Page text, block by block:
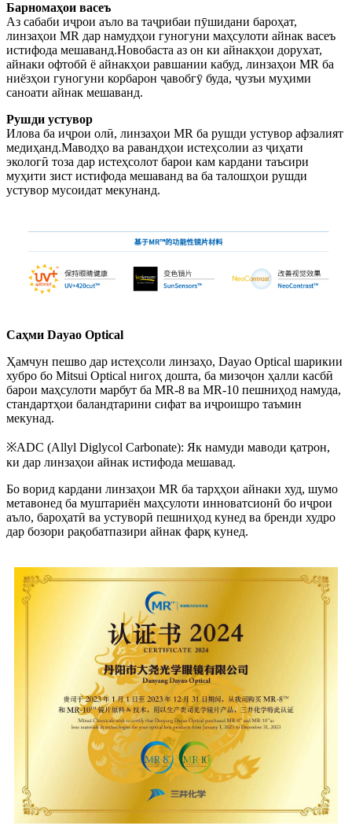
Барномаҳои васеъ
Аз сабаби иҷрои аъло ва таҷрибаи пӯшидани бароҳат,
линзаҳои MR дар намудҳои гуногуни маҳсулоти айнак васеъ
истифода мешаванд.Новобаста аз он ки айнакҳои дорухат,
айнаки офтобӣ ё айнакҳои равшании кабуд, линзаҳои MR ба
ниёзҳои гуногуни корбарон ҷавобгӯ буда, ҷузъи муҳими
саноати айнак мешаванд.
Рушди устувор
Илова ба иҷрои олӣ, линзаҳои MR ба рушди устувор афзалият
медиҳанд.Маводҳо ва равандҳои истеҳсолии аз ҷиҳати
экологӣ тоза дар истеҳсолот барои кам кардани таъсири
муҳити зист истифода мешаванд ва ба талошҳои рушди
устувор мусоидат мекунанд.
Саҳми Dayao Optical
Ҳамчун пешво дар истеҳсоли линзаҳо, Dayao Optical шарикии
хубро бо Mitsui Optical нигоҳ дошта, ба мизоҷон ҳалли касбӣ
барои маҳсулоти марбут ба MR-8 ва MR-10 пешниҳод намуда,
стандартҳои баландтарини сифат ва иҷроишро таъмин
мекунад.
※ADC (Allyl Diglycol Carbonate): Як намуди маводи қатрон,
ки дар линзаҳои айнак истифода мешавад.
Бо ворид кардани линзаҳои MR ба тарҳҳои айнаки худ, шумо
метавонед ба муштариён маҳсулоти инноватсионӣ бо иҷрои
аъло, бароҳатӣ ва устуворӣ пешниҳод кунед ва бренди худро
дар бозори рақобатпазири айнак фарқ кунед.